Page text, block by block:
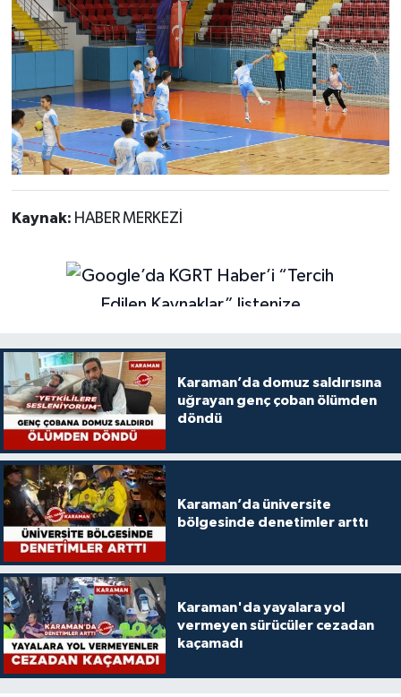
Kaynak: HABER MERKEZİ
Karaman’da domuz saldırısına
uğrayan genç çoban ölümden
döndü
Karaman’da üniversite
bölgesinde denetimler arttı
Karaman'da yayalara yol
vermeyen sürücüler cezadan
kaçamadı